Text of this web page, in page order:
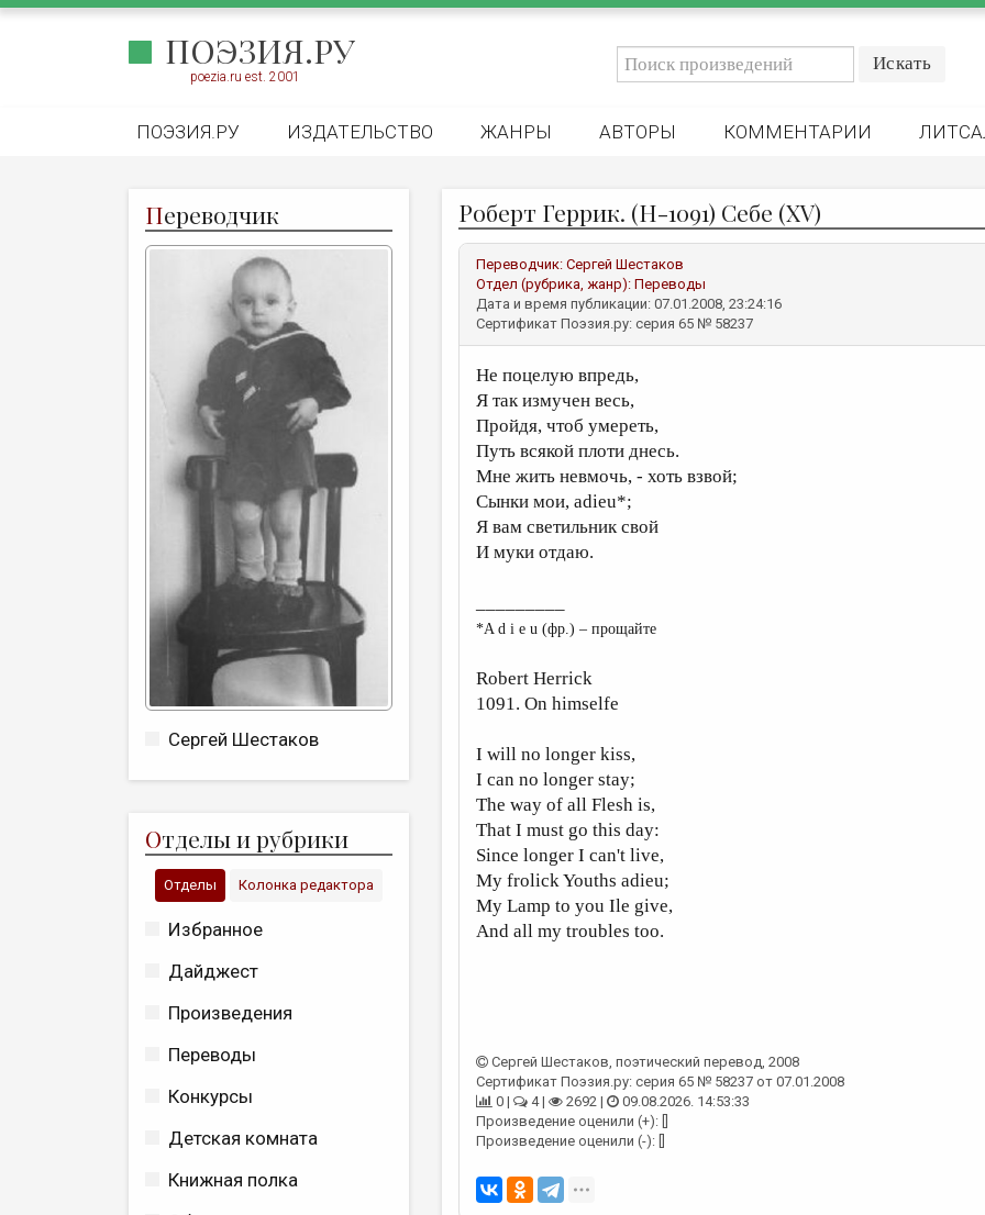
ПОЭЗИЯ.РУ
poezia.ru est. 2001
ПОЭЗИЯ.РУ ИЗДАТЕЛЬСТВО ЖАНРЫ АВТОРЫ КОММЕНТАРИИ
Переводчик
Сергей Шестаков
Отделы и рубрики
Отделы Колонка редактора
Избранное
Дайджест
Произведения
Переводы
Конкурсы
Детская комната
Книжная полка
Роберт Геррик. (Н-1091) Себе (XV)
Переводчик: Сергей Шестаков
Отдел (рубрика, жанр): Переводы
Дата и время публикации: 07.01.2008, 23:24:16
Сертификат Поэзия.ру: серия 65 № 58237
Не поцелую впредь,
Я так измучен весь,
Пройдя, чтоб умереть,
Путь всякой плоти днесь.
Мне жить невмочь, - хоть взвой;
Сынки мои, adieu*;
Я вам светильник свой
И муки отдаю.
*A d i e u (фр.) – прощайте
Robert Herrick
1091. On himselfe
I will no longer kiss,
I can no longer stay;
The way of all Flesh is,
That I must go this day:
Since longer I can't live,
My frolick Youths adieu;
My Lamp to you Ile give,
And all my troubles too.
Сергей Шестаков, поэтический перевод, 2008
Сертификат Поэзия.ру: серия 65 № 58237 от 07.01.2008
0 |
4 | 2692 |
09.08.2026. 14:53:33
Произведение оценили (+): []
Произведение оценили (-): []